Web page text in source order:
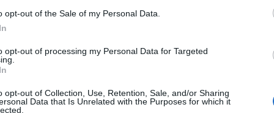
opt-out of the Sale of my Personal Data.
opt-out of processing my Personal Data for Targeted
opt-out of Collection, Use, Retention, Sale, and/or Sharing
Data that Is Unrelated with the Purposes for which it
του ΣΕΚΕΕ